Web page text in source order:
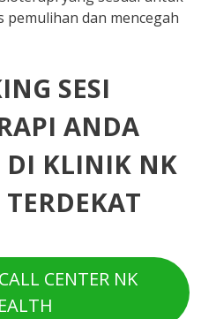
pemulihan dan mencegah
SESI
ANDA
DI KLINIK NK
CENTER NK